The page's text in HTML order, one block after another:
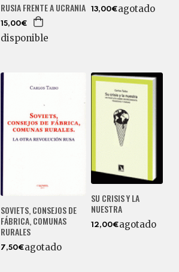
RUSIA FRENTE A UCRANIA
15,00€
disponible
13,00€agotado
SOVIETS, CONSEJOS DE
FÁBRICA, COMUNAS
RURALES
7,50€agotado
SU CRISIS Y LA
NUESTRA
12,00€agotado